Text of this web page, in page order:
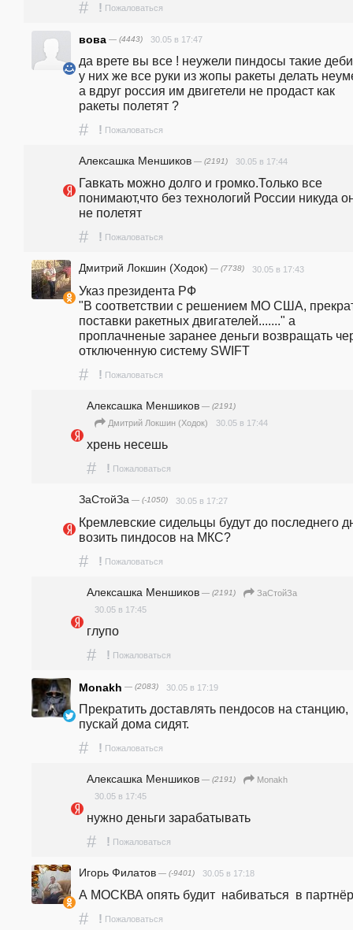
# ! Пожаловаться
вова — (4443) 30.05 в 17:47
да врете вы все ! неужели пиндосы такие
у них же все руки из жопы ракеты делать
а вдруг россия им двигетели не продаст как
ракеты полетят ?
# ! Пожаловаться
Алексашка Меншиков — (2191) 30.05 в 17:44
Гавкать можно долго и громко.Только все
понимают,что без технологий России никуда
не полетят
# ! Пожаловаться
Дмитрий Локшин (Ходок) — (7738) 30.05 в 17:43
Указ президента РФ
"В соответствии с решением МО США,
поставки ракетных двигателей......." а
проплачненые заранее деньги возвращать
отключенную систему SWIFT
# ! Пожаловаться
Алексашка Меншиков — (2191)
Дмитрий Локшин (Ходок) 30.05 в 17:44
хрень несешь
# ! Пожаловаться
ЗаСтойЗа — (-1050) 30.05 в 17:27
Кремлевские сидельцы будут до последнего
возить пиндосов на МКС?
# ! Пожаловаться
Алексашка Меншиков — (2191)
ЗаСтойЗа
30.05 в 17:45
глупо
# ! Пожаловаться
Monakh — (2083) 30.05 в 17:19
Прекратить доставлять пендосов на станцию,
пускай дома сидят.
# ! Пожаловаться
Алексашка Меншиков — (2191)
Monakh
30.05 в 17:45
нужно деньги зарабатывать
# ! Пожаловаться
Игорь Филатов — (-9401) 30.05 в 17:18
А МОСКВА опять будит  набиваться  в
# ! Пожаловаться